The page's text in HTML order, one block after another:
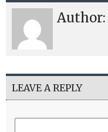
Author:
LEAVE A REPLY